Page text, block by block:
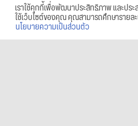
เราใช้คุกกี้เพื่อพัฒนาประสิทธิภาพ และปร
ใช้เว็บไซต์ของคุณ คุณสามารถศึกษารายล
นโยบายความเป็นส่วนตัว